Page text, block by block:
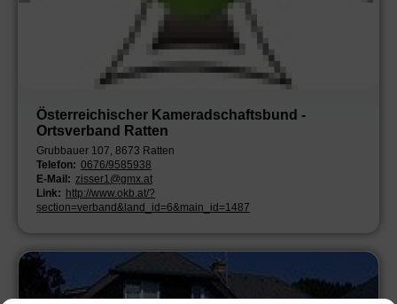
Österreichischer Kameradschaftsbund -
Ortsverband Ratten
Grubbauer 107, 8673 Ratten
Telefon: 0676/9585938
E-Mail: zisser1@gmx.at
Link: http://www.okb.at/?
section=verband&land_id=6&main_id=1487